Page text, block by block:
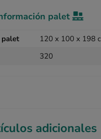
palet
palet
120 x 100 x 198
320
adicionales